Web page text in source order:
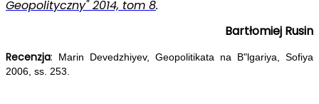
Geopolityczny" 2014, tom 8.
Bartłomiej Rusin
Recenzja:
Marin Devedzhiyev, Geopolitikata na B"lgariya, Sofiya
2006, ss. 253.